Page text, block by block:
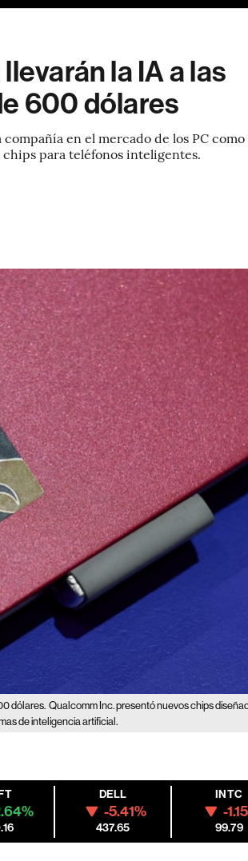
la IA a las
600 dólares
en el mercado de los PC
para teléfonos inteligentes.
dólares. Qualcomm Inc. presentó nuevos chips
de inteligencia artificial.
DELL
-5.41%
437.65
INTC
-
99.79